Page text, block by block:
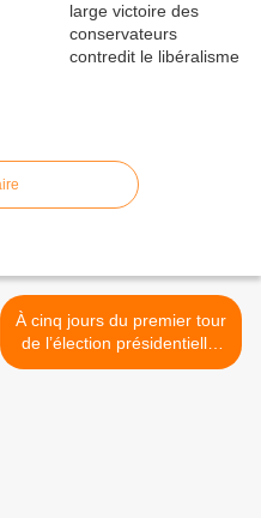
À cinq jours du premier tour
de l’élection présidentielle,
Jean-Luc Mélenchon est